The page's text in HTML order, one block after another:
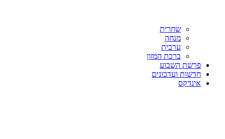
שחרית
מנחה
ערבית
ברכת המזון
פרשת השבוע
חדשות ועדכונים
אינדקס